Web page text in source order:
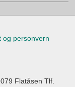
og personvern
Flatåsen Tlf.